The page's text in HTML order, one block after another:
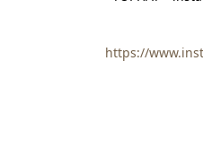
https://